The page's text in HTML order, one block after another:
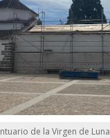
de la Virgen de Luna